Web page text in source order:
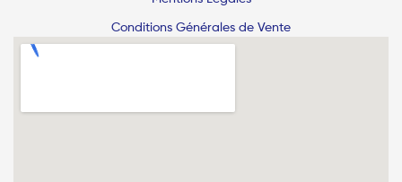
Conditions Générales de Vente